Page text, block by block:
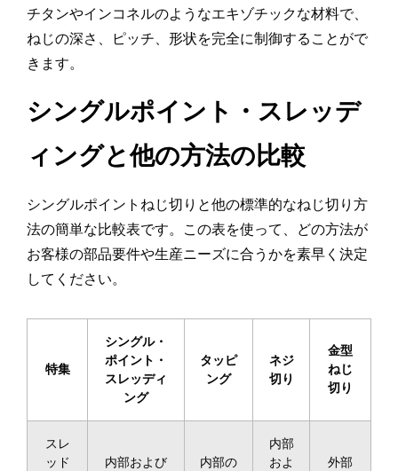
チタンやインコネルのようなエキゾチックな材料で、
ねじの深さ、ピッチ、形状を完全に制御することがで
きます。
シングルポイント・スレッデ
ィングと他の方法の比較
シングルポイントねじ切りと他の標準的なねじ切り方
法の簡単な比較表です。この表を使って、どの方法が
お客様の部品要件や生産ニーズに合うかを素早く決定
してください。
特集
シングル・
ポイント・
スレッディ
ング
タッピ
ング
ネジ
切り
金型
ねじ
切り
スレ
ッド
内部および
内部の
内部
およ
外部